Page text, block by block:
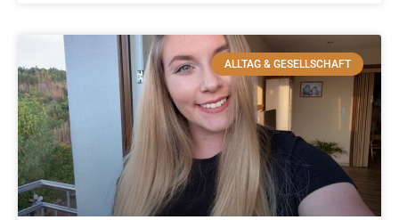
ALLTAG & GESELLSCHAFT